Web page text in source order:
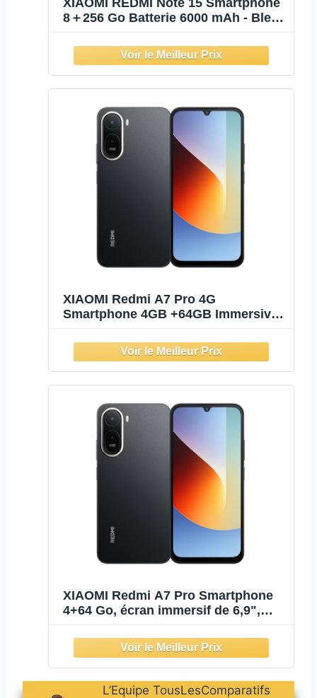
8＋256 Go Batterie 6000 mAh - Bleu
XIAOMI Redmi A7 Pro 4G
Smartphone 4GB +64GB Immersive
Battery Powerful Octa-Core
Processor, Charger Included (Black)
XIAOMI Redmi A7 Pro Smartphone
4+64 Go, écran immersif de 6,9",
Massive de 6000 mAh, Puissant
processeur Octa-Core, avec
Chargeur 15 W. (Noir)
L’Equipe TousLesComparatifs